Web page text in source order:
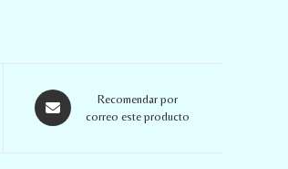
Recomendar por
correo este producto